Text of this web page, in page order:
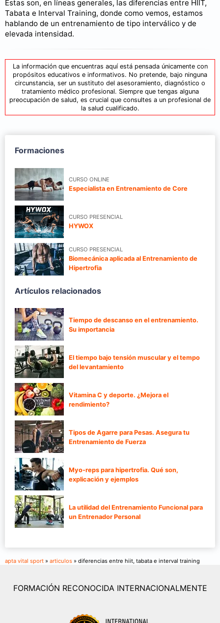
Estas son, en líneas generales, las diferencias entre HIIT,
Tabata e Interval Training, donde como vemos, estamos
hablando de un entrenamiento de tipo interválico y de
elevada intensidad.
La información que encuentras aquí está pensada únicamente con
propósitos educativos e informativos. No pretende, bajo ninguna
circunstancia, ser un sustituto del asesoramiento, diagnóstico o
tratamiento médico profesional. Siempre que tengas alguna
preocupación de salud, es crucial que consultes a un profesional de
la salud cualificado.
Formaciones
CURSO ONLINE
Especialista en Entrenamiento de Core
CURSO PRESENCIAL
HYWOX
CURSO PRESENCIAL
Biomecánica aplicada al Entrenamiento de
Hipertrofia
Artículos relacionados
Tiempo de descanso en el entrenamiento.
Su importancia
El tiempo bajo tensión muscular y el tempo
del levantamiento
Vitamina C y deporte. ¿Mejora el
rendimiento?
Tipos de Agarre para Pesas. Asegura tu
Entrenamiento de Fuerza
Myo-reps para hipertrofia. Qué son,
explicación y ejemplos
La utilidad del Entrenamiento Funcional para
un Entrenador Personal
apta vital sport » articulos » diferencias entre hiit, tabata e interval training
FORMACIÓN RECONOCIDA INTERNACIONALMENTE